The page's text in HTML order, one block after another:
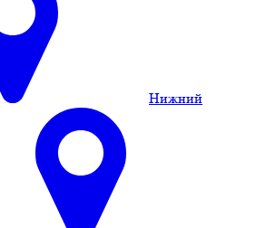
Нижний